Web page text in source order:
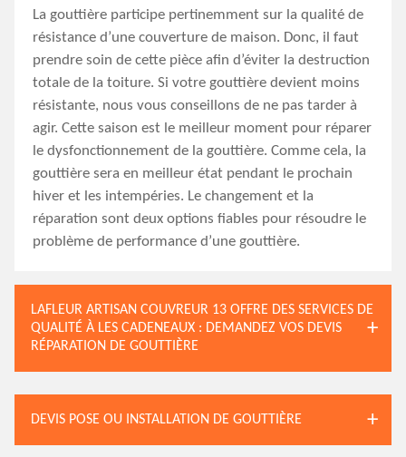
La gouttière participe pertinemment sur la qualité de
résistance d’une couverture de maison. Donc, il faut
prendre soin de cette pièce afin d’éviter la destruction
totale de la toiture. Si votre gouttière devient moins
résistante, nous vous conseillons de ne pas tarder à
agir. Cette saison est le meilleur moment pour réparer
le dysfonctionnement de la gouttière. Comme cela, la
gouttière sera en meilleur état pendant le prochain
hiver et les intempéries. Le changement et la
réparation sont deux options fiables pour résoudre le
problème de performance d’une gouttière.
LAFLEUR ARTISAN COUVREUR 13 OFFRE DES SERVICES DE
QUALITÉ À LES CADENEAUX : DEMANDEZ VOS DEVIS
RÉPARATION DE GOUTTIÈRE
DEVIS POSE OU INSTALLATION DE GOUTTIÈRE